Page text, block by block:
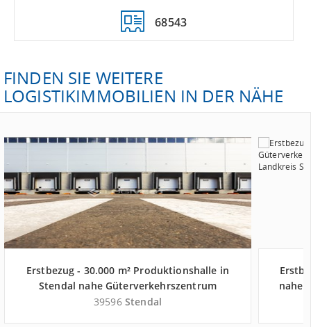
68543
FINDEN SIE WEITERE
LOGISTIKIMMOBILIEN IN DER NÄHE
Erstbezug - 30.000 m² Produktionshalle in
Stendal nahe Güterverkehrszentrum
Magdeburger Hafen GmbH - Landkreis
39596 Stendal
nahe